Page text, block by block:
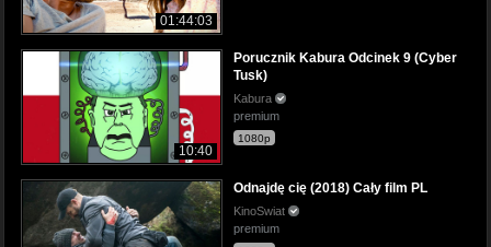
01:44:03
10:40
Porucznik Kabura Odcinek 9 (Cyber
Tusk)
Kabura
premium
1080p
Odnajdę cię (2018) Cały film PL
KinoSwiat
premium